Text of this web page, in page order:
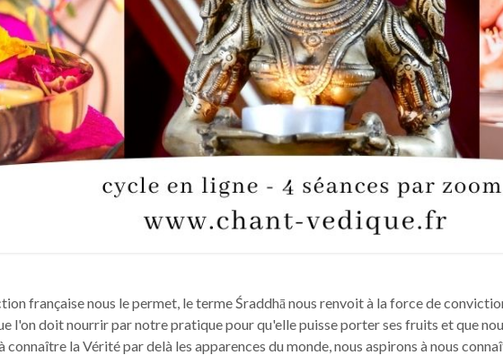
française nous le permet, le terme Śraddhā nous renvoit à la force de
l'on doit nourrir par notre pratique pour qu'elle puisse porter ses fruits et que
connaître la Vérité par delà les apparences du monde, nous aspirons à nous